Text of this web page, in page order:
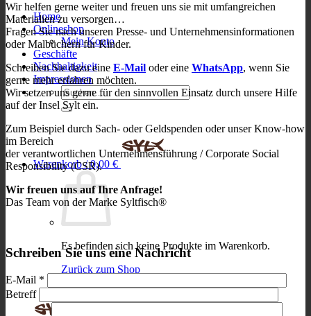
Home
Onlineshop
Mein Konto
Geschäfte
Nachhaltigkeit
Impressionen
Suchen
nach:
Warenkorb /0,00 €
Es befinden sich keine Produkte im Warenkorb.
Zurück zum Shop
Wir helfen gerne weiter und freuen uns sie mit umfangreichen
Materialien zu versorgen…
Fragen Sie nach unseren Presse- und Unternehmensinformationen
oder Malbüchern für Kinder.
Schreiben Sie dazu eine E-Mail oder eine WhatsApp, wenn Sie
gerne mehr erfahren möchten.
Wir setzen uns gerne für den sinnvollen Einsatz durch unsere Hilfe
auf der Insel Sylt ein.
Zum Beispiel durch Sach- oder Geldspenden oder unser Know-how
im Bereich
der verantwortlichen Unternehmensführung / Corporate Social
Responsibility (CSR).
Wir freuen uns auf Ihre Anfrage!
Das Team von der Marke Syltfisch®
Schreiben Sie uns eine Nachricht
E-Mail *
Betreff